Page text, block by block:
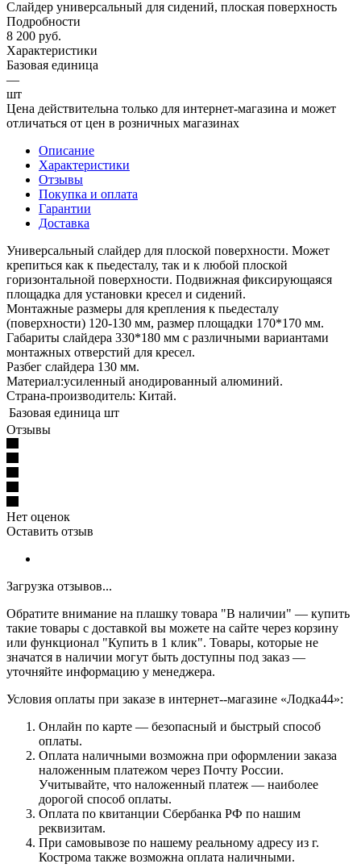
Слайдер универсальный для сидений, плоская поверхность
Подробности
8 200 руб.
Характеристики
Базовая единица
—
шт
Цена действительна только для интернет-магазина и может
отличаться от цен в розничных магазинах
Описание
Характеристики
Отзывы
Покупка и оплата
Гарантии
Доставка
Универсальный слайдер для плоской поверхности. Может
крепиться как к пьедесталу, так и к любой плоской
горизонтальной поверхности. Подвижная фиксирующаяся
площадка для установки кресел и сидений.
Монтажные размеры для крепления к пьедесталу
(поверхности) 120-130 мм, размер площадки 170*170 мм.
Габариты слайдера 330*180 мм с различными вариантами
монтажных отверстий для кресел.
Разбег слайдера 130 мм.
Материал:усиленный анодированный алюминий.
Страна-производитель: Китай.
Базовая единица шт
Отзывы
Нет оценок
Оставить отзыв
Загрузка отзывов...
Обратите внимание на плашку товара "В наличии" — купить
такие товары с доставкой вы можете на сайте через корзину
или функционал "Купить в 1 клик". Товары, которые не
значатся в наличии могут быть доступны под заказ —
уточняйте информацию у менеджера.
Условия оплаты при заказе в интернет--магазине «Лодка44»:
Онлайн по карте — безопасный и быстрый способ
оплаты.
Оплата наличными возможна при оформлении заказа
наложенным платежом через Почту России.
Учитывайте, что наложенный платеж — наиболее
дорогой способ оплаты.
Оплата по квитанции Сбербанка РФ по нашим
реквизитам.
При самовывозе по нашему реальному адресу из г.
Кострома также возможна оплата наличными.